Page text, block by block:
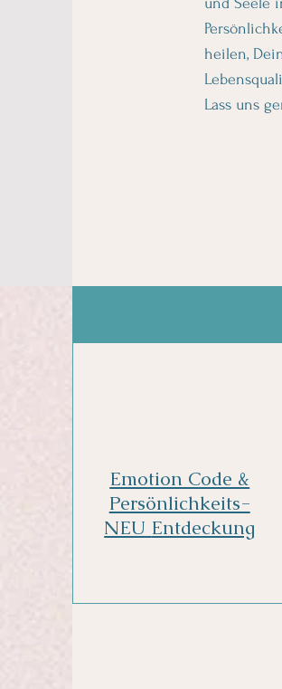
heilen,
Lass uns
Emotion Code &
Persönlichkeits-
NEU Entdeckung